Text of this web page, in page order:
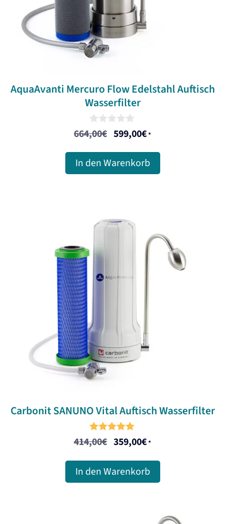
AquaAvanti Mercuro Flow Edelstahl Auftisch
Wasserfilter
0
o
t
o
664,00€ Ursprünglicher
war:
599,00€Aktueller
ist:
*
In den Warenkorb
Carbonit SANUNO Vital Auftisch Wasserfilter
5.00
out of 5
414,00€ Ursprünglicher
war:
414,00€
359,00€Aktueller
ist:
359,00€.
*
In den Warenkorb